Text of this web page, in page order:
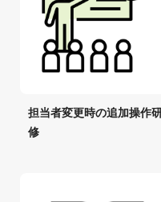
担当者変更時の追加操作
修